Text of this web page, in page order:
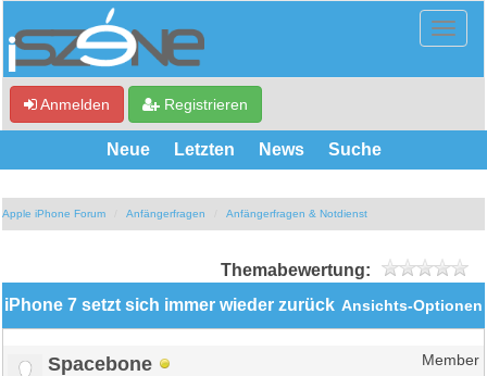
Anmelden Registrieren
Neue Letzten News Suche
Apple iPhone Forum Anfängerfragen Anfängerfragen & Notdienst
Themabewertung:
Ansichts-Optionen
iPhone 7 setzt sich immer wieder zurück
Spacebone Member